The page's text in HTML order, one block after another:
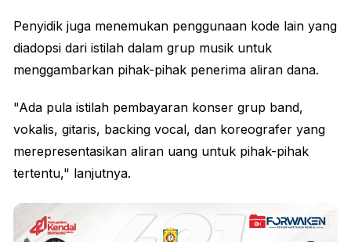
Penyidik juga menemukan penggunaan kode lain yang
diadopsi dari istilah dalam grup musik untuk
menggambarkan pihak-pihak penerima aliran dana.
"Ada pula istilah pembayaran konser grup band,
vokalis, gitaris, backing vocal, dan koreografer yang
merepresentasikan aliran uang untuk pihak-pihak
tertentu," lanjutnya.